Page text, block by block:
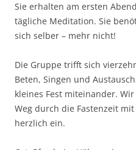
Sie erhalten am ersten
tägliche Meditation. Sie
sich selber – mehr nicht!
Die Gruppe trifft sich
Beten, Singen und
kleines Fest miteinander.
Weg durch die Fastenzeit
herzlich ein.